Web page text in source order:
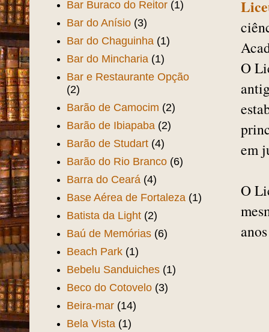
O
em
O
Bar Buraco do Reitor (1)
Bar do Anísio (3)
Bar do Chaguinha (1)
Bar do Mincharia (1)
Bar e Restaurante Opção
(2)
Barão de Camocim (2)
Barão de Ibiapaba (2)
Barão de Studart (4)
Barão do Rio Branco (6)
Barra do Ceará (4)
Base Aérea de Fortaleza (1)
Batista da Light (2)
Baú de Memórias (6)
Beach Park (1)
Bebelu Sanduiches (1)
Beco do Cotovelo (3)
Beira-mar (14)
Bela Vista (1)